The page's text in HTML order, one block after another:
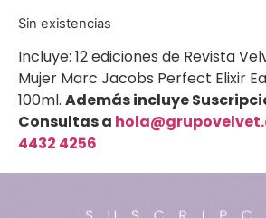
Sin existencias
Incluye: 12 ediciones de Revista
Mujer Marc Jacobs Perfect Elixir
100ml. Además incluye
Consultas a hola@grupo
4432 4256